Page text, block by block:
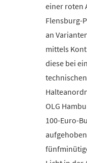
einer roten
Flensburg-
an
mittels
diese bei
OLG
100-Euro-